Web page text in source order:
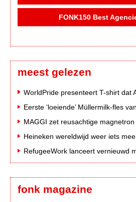
FONK150 Best
meest gelezen
Heineken wereldwijd weer iets
fonk magazine